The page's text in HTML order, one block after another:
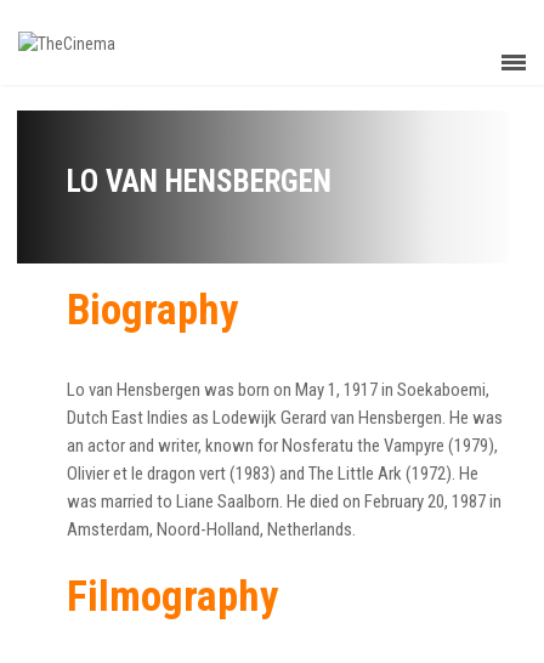
LO VAN HENSBERGEN
Biography
Lo van Hensbergen was born on May 1, 1917 in Soekaboemi,
Dutch East Indies as Lodewijk Gerard van Hensbergen. He was
an actor and writer, known for Nosferatu the Vampyre (1979),
Olivier et le dragon vert (1983) and The Little Ark (1972). He
was married to Liane Saalborn. He died on February 20, 1987 in
Amsterdam, Noord-Holland, Netherlands.
Filmography